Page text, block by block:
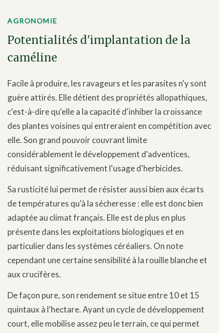
AGRONOMIE
Potentialités d'implantation de la
caméline
Facile à produire, les ravageurs et les parasites n'y sont
guère attirés. Elle détient des propriétés allopathiques,
c'est-à-dire qu'elle a la capacité d'inhiber la croissance
des plantes voisines qui entreraient en compétition avec
elle. Son grand pouvoir couvrant limite
considérablement le développement d'adventices,
réduisant significativement l'usage d'herbicides.
Sa rusticité lui permet de résister aussi bien aux écarts
de températures qu'à la sécheresse : elle est donc bien
adaptée au climat français. Elle est de plus en plus
présente dans les exploitations biologiques et en
particulier dans les systèmes céréaliers. On note
cependant une certaine sensibilité à la rouille blanche et
aux crucifères.
De façon pure, son rendement se situe entre 10 et 15
quintaux à l'hectare. Ayant un cycle de développement
court, elle mobilise assez peu le terrain, ce qui permet